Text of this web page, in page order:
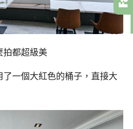
拍都超級美
了一個大紅色的桶子，直接大